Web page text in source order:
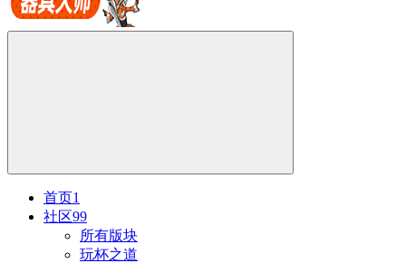
首页1
社区99
所有版块
玩杯之道